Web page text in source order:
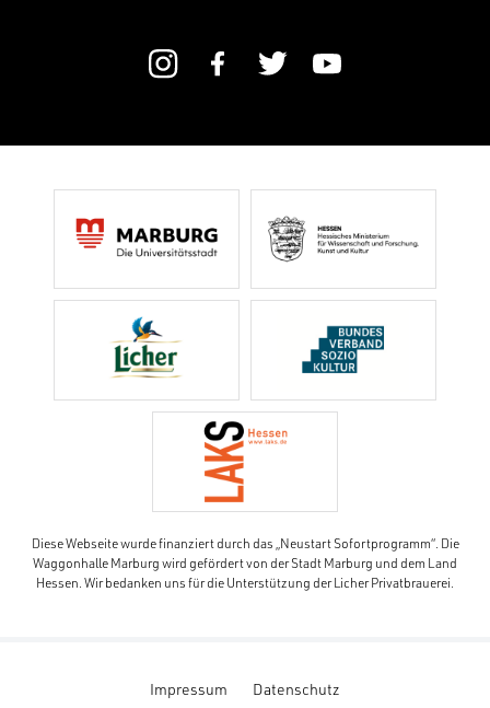
Diese Webseite wurde finanziert durch das „Neustart Sofortprogramm“. Die
Waggonhalle Marburg wird gefördert von der Stadt Marburg und dem Land
Hessen. Wir bedanken uns für die Unterstützung der Licher Privatbrauerei.
Impressum Datenschutz